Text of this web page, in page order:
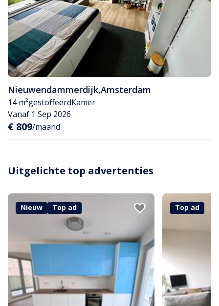
Nieuwendammerdijk,Amsterdam
14 m²gestoffeerdKamer
Vanaf 1 Sep 2026
€ 809/maand
Uitgelichte top advertenties
Nieuw Top ad Top ad